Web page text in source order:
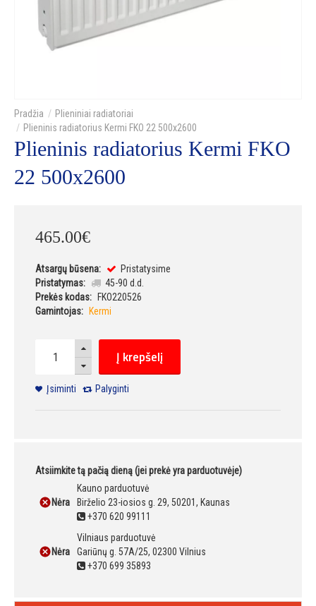
Plieniniai radiatoriai
Plieninis radiatorius Kermi FKO 22 500x2600
Plieninis radiatorius Kermi FKO
22 500x2600
465.00€
Atsargų būsena:
Pristatysime
Pristatymas:
45-90 d.d.
Prekės kodas:
FKO220526
Gamintojas:
Kermi
Į krepšelį
Įsiminti Palyginti
Atsiimkite tą pačią dieną (jei prekė yra parduotuvėje)
Nėra
Kauno parduotuvė
Birželio 23-iosios g. 29, 50201, Kaunas
+370 620 99111
Nėra
Vilniaus parduotuvė
Gariūnų g. 57A/25, 02300 Vilnius
+370 699 35893